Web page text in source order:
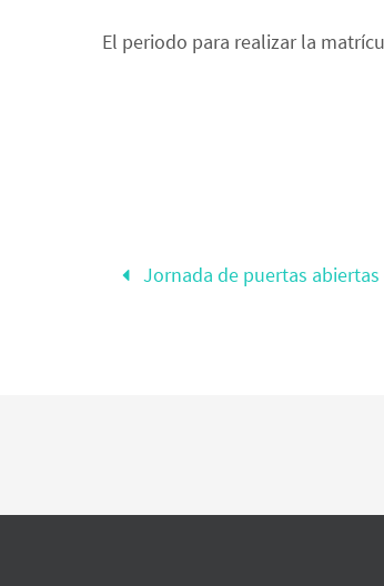
El periodo para realizar la
Jornada de puertas